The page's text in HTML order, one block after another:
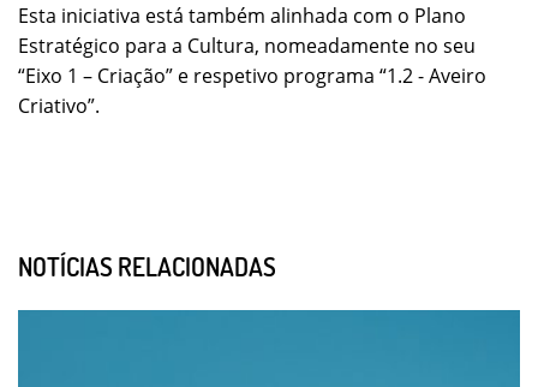
Esta iniciativa está também alinhada com o Plano
Estratégico para a Cultura, nomeadamente no seu
“Eixo 1 – Criação” e respetivo programa “1.2 - Aveiro
Criativo”.
NOTÍCIAS RELACIONADAS